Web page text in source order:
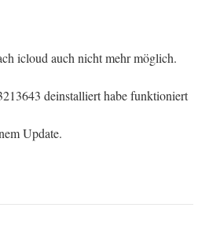
icloud auch nicht mehr möglich.
deinstalliert habe funktioniert
Update.